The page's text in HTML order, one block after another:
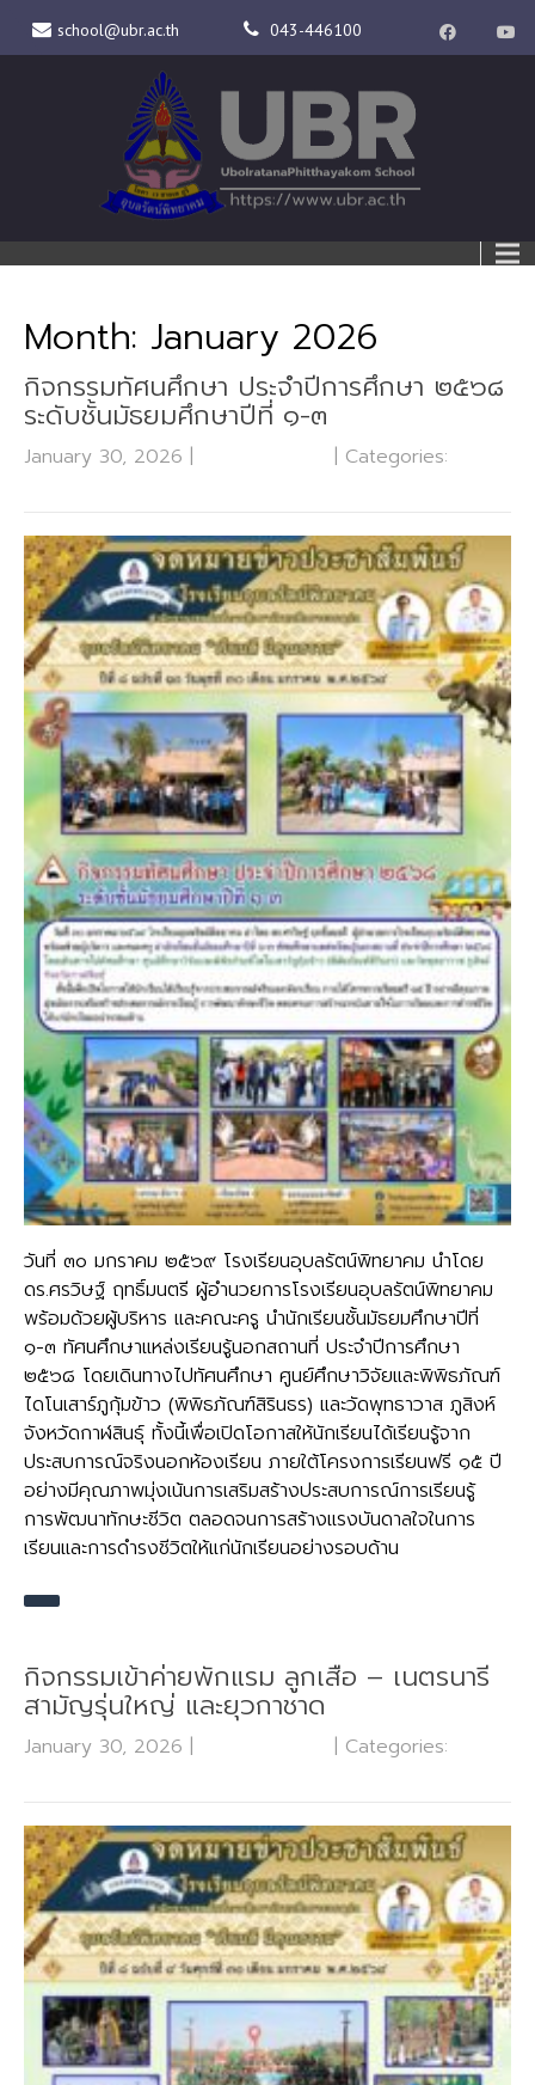
school@ubr.ac.th 043-446100
Month: January 2026
กิจกรรมทัศนศึกษา ประจำปีการศึกษา ๒๕๖๘
ระดับชั้นมัธยมศึกษาปีที่ ๑-๓
January 30, 2026 | | Categories:
วันที่ ๓๐ มกราคม ๒๕๖๙ โรงเรียนอุบลรัตน์พิทยาคม นำโดย
ดร.ศรวิษฐ์ ฤทธิ์มนตรี ผู้อำนวยการโรงเรียนอุบลรัตน์พิทยาคม
พร้อมด้วยผู้บริหาร และคณะครู นำนักเรียนชั้นมัธยมศึกษาปีที่
๑-๓ ทัศนศึกษาแหล่งเรียนรู้นอกสถานที่ ประจำปีการศึกษา
๒๕๖๘ โดยเดินทางไปทัศนศึกษา ศูนย์ศึกษาวิจัยและพิพิธภัณฑ์
ไดโนเสาร์ภูกุ้มข้าว (พิพิธภัณฑ์สิรินธร) และวัดพุทธาวาส ภูสิงห์
จังหวัดกาฬสินธุ์ ทั้งนี้เพื่อเปิดโอกาสให้นักเรียนได้เรียนรู้จาก
ประสบการณ์จริงนอกห้องเรียน ภายใต้โครงการเรียนฟรี ๑๕ ปี
อย่างมีคุณภาพมุ่งเน้นการเสริมสร้างประสบการณ์การเรียนรู้
การพัฒนาทักษะชีวิต ตลอดจนการสร้างแรงบันดาลใจในการ
เรียนและการดำรงชีวิตให้แก่นักเรียนอย่างรอบด้าน
กิจกรรมเข้าค่ายพักแรม ลูกเสือ – เนตรนารี
สามัญรุ่นใหญ่ และยุวกาชาด
January 30, 2026 | | Categories: